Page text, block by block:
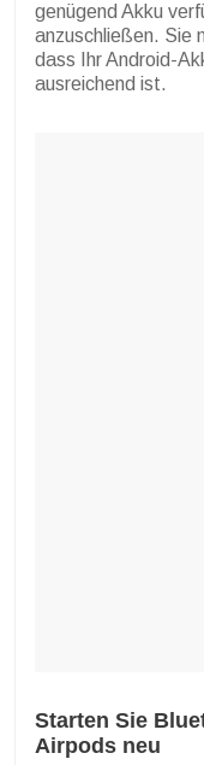
genügend Akku
anzuschließen. Sie
dass Ihr Android-
ausreichend ist.
Starten Sie
Airpods neu